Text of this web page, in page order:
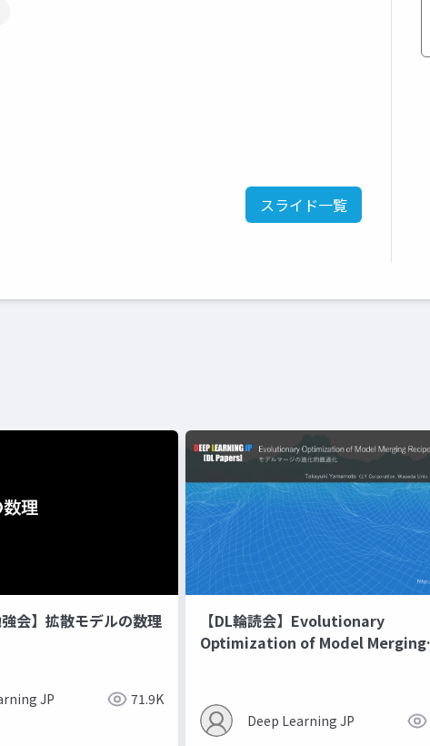
スライド一覧
強会】拡散モデルの数理
JP 71.9K
【DL輪読会】Evolutionary
Optimization of Model Merging
Deep Learning JP